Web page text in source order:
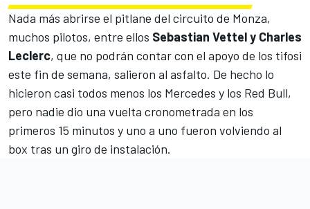
Nada más abrirse el pitlane del circuito de Monza,
muchos pilotos, entre ellos Sebastian Vettel y Charles
Leclerc, que no podrán contar con el apoyo de los tifosi
este fin de semana, salieron al asfalto. De hecho lo
hicieron casi todos menos los Mercedes y los Red Bull,
pero nadie dio una vuelta cronometrada en los
primeros 15 minutos y uno a uno fueron volviendo al
box tras un giro de instalación.